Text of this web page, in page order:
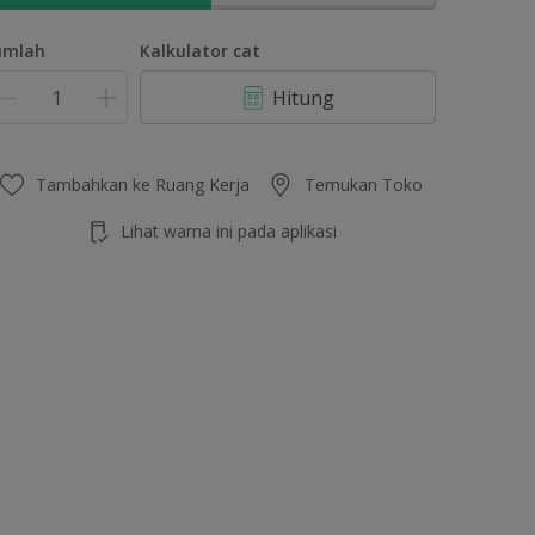
Kalkulator cat
Hitung
Tambahkan ke Ruang Kerja Temukan Toko
Lihat warna ini pada aplikasi